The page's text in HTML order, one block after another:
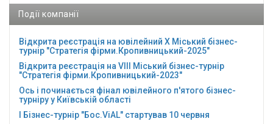
Події компанії
Відкрита реєстрація на ювілейний Х Міський бізнес-
турнір "Стратегія фірми.Кропивницький-2025"
Відкрита реєстрація на VІІІ Міський бізнес-турнір
"Стратегія фірми.Кропивницький-2023"
Ось і починається фінал ювілейного п'ятого бізнес-
турніру у Київській області
І Бізнес-турнір "Бос.ViAL" стартував 10 червня